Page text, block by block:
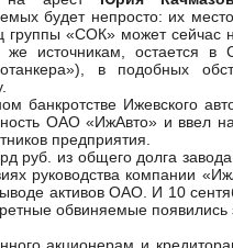
будет непросто: их
«СОК» может сейчас
источникам, остается в
в подобных
Ижевского
ОАО «ИжАвто» и ввел
предприятия.
руб. из общего долга
руководства компании
активов ОАО. И 10
обвиняемые появились